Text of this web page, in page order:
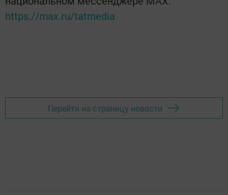
https://max.ru/tatmedia
Перейти на страницу новости